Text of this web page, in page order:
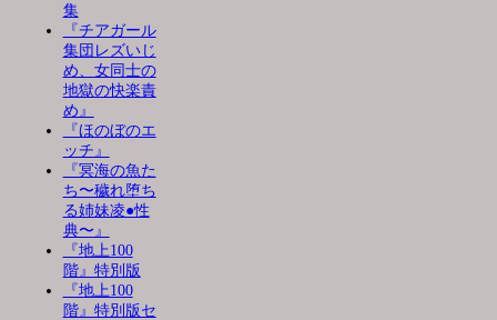
集
『チアガール
集団レズいじ
め、女同士の
地獄の快楽責
め』
『ほのぼのエ
ッチ』
『冥海の魚た
ち〜穢れ堕ち
る姉妹凌●性
典〜』
『地上100
階』特別版
『地上100
階』特別版セ